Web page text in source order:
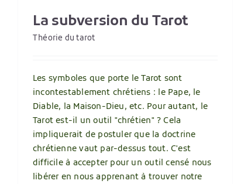
La subversion du Tarot
Théorie du tarot
Les symboles que porte le Tarot sont
incontestablement chrétiens : le Pape, le
Diable, la Maison-Dieu, etc. Pour autant, le
Tarot est-il un outil "chrétien" ? Cela
impliquerait de postuler que la doctrine
chrétienne vaut par-dessus tout. C'est
difficile à accepter pour un outil censé nous
libérer en nous apprenant à trouver notre